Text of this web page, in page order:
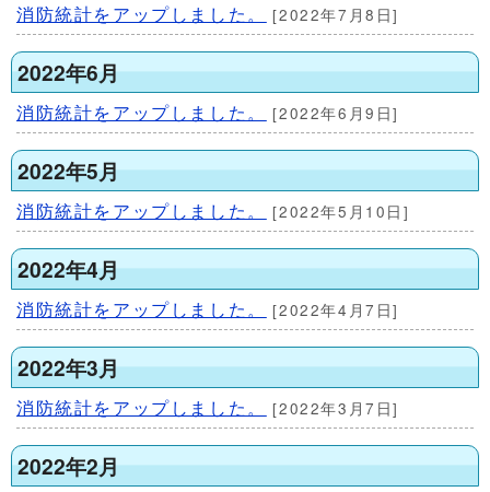
消防統計をアップしました。 [2022年7月8日]
2022年6月
消防統計をアップしました。 [2022年6月9日]
2022年5月
消防統計をアップしました。 [2022年5月10日]
2022年4月
消防統計をアップしました。 [2022年4月7日]
2022年3月
消防統計をアップしました。 [2022年3月7日]
2022年2月